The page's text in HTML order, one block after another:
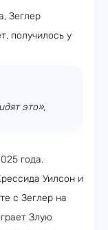
Зеглер
получилось у
это»,
года.
Уилсон и
с Зеглер на
Злую